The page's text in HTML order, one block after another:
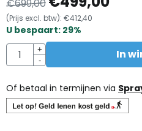
€699,00
(Prijs excl. btw): €412,40
U bespaart: 29%
Aantal
+
-
In
Of betaal in termijnen via